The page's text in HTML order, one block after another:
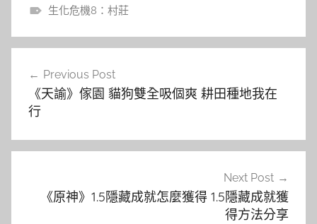
生化危機8：村莊
導
覽
Previous Post
《天諭》傢園 貓狗雙全吸個爽 耕田種地我在
行
Next Post
《原神》1.5隱藏成就怎麼獲得 1.5隱藏成就獲
得方法分享